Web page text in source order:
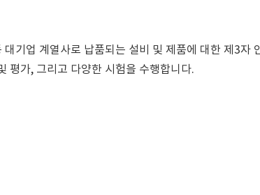
기업 계열사로 납품되는 설비 및 제품에 대한 제3
평가, 그리고 다양한 시험을 수행합니다.